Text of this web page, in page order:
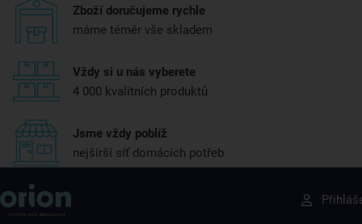
Zboží doručujeme rychle
máme téměr vše skladem
Vždy si u nás vyberete
4 000 kvalitních produktů
Jsme vždy poblíž
nejširší síť domácích potřeb
Získejte rady, recepty a tipy na slevy dřív než
ostatní